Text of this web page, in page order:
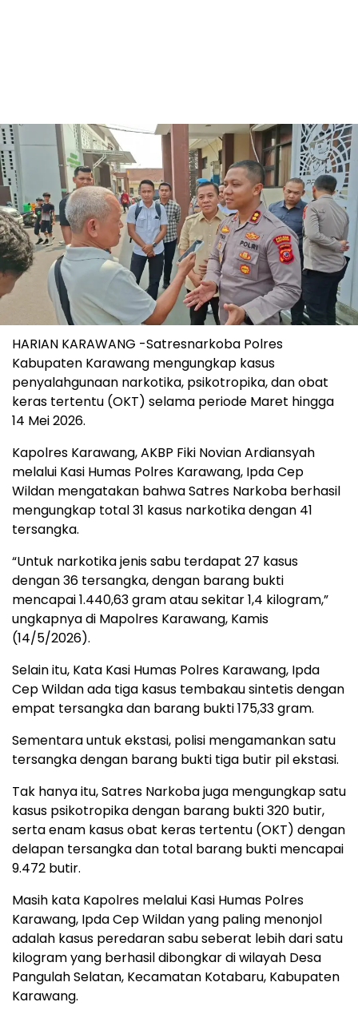
HARIAN KARAWANG -Satresnarkoba Polres
Kabupaten Karawang mengungkap kasus
penyalahgunaan narkotika, psikotropika, dan obat
keras tertentu (OKT) selama periode Maret hingga
14 Mei 2026.
Kapolres Karawang, AKBP Fiki Novian Ardiansyah
melalui Kasi Humas Polres Karawang, Ipda Cep
Wildan mengatakan bahwa Satres Narkoba berhasil
mengungkap total 31 kasus narkotika dengan 41
tersangka.
“Untuk narkotika jenis sabu terdapat 27 kasus
dengan 36 tersangka, dengan barang bukti
mencapai 1.440,63 gram atau sekitar 1,4 kilogram,”
ungkapnya di Mapolres Karawang, Kamis
(14/5/2026).
Selain itu, Kata Kasi Humas Polres Karawang, Ipda
Cep Wildan ada tiga kasus tembakau sintetis dengan
empat tersangka dan barang bukti 175,33 gram.
Sementara untuk ekstasi, polisi mengamankan satu
tersangka dengan barang bukti tiga butir pil ekstasi.
Tak hanya itu, Satres Narkoba juga mengungkap satu
kasus psikotropika dengan barang bukti 320 butir,
serta enam kasus obat keras tertentu (OKT) dengan
delapan tersangka dan total barang bukti mencapai
9.472 butir.
Masih kata Kapolres melalui Kasi Humas Polres
Karawang, Ipda Cep Wildan yang paling menonjol
adalah kasus peredaran sabu seberat lebih dari satu
kilogram yang berhasil dibongkar di wilayah Desa
Pangulah Selatan, Kecamatan Kotabaru, Kabupaten
Karawang.